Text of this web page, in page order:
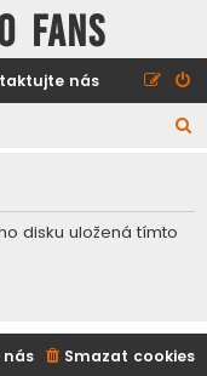
FANS
nás
d
disku uložená tímto
Smazat cookies